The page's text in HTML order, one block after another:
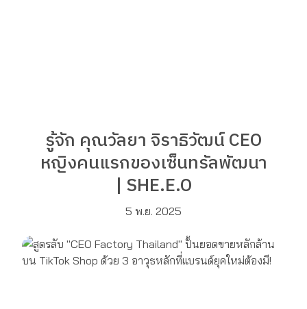
รู้จัก คุณวัลยา จิราธิวัฒน์ CEO
หญิงคนแรกของเซ็นทรัลพัฒนา
| SHE.E.O
5 พ.ย. 2025